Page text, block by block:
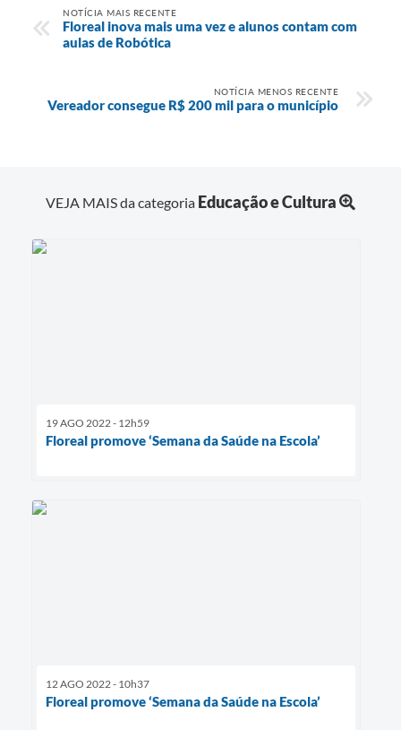
NOTÍCIA MAIS RECENTE
Floreal inova mais uma vez e alunos contam com
aulas de Robótica
NOTÍCIA MENOS RECENTE
Vereador consegue R$ 200 mil para o município
VEJA MAIS da categoria Educação e Cultura
19 AGO 2022 - 12h59
Floreal promove ‘Semana da Saúde na Escola’
12 AGO 2022 - 10h37
Floreal promove ‘Semana da Saúde na Escola’